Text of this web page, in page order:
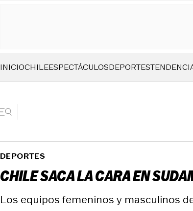
INICIOCHILEESPECTÁCULOSDEPORTES
DEPORTES
CHILE SACA LA CARA EN
Los equipos femeninos y masculinos